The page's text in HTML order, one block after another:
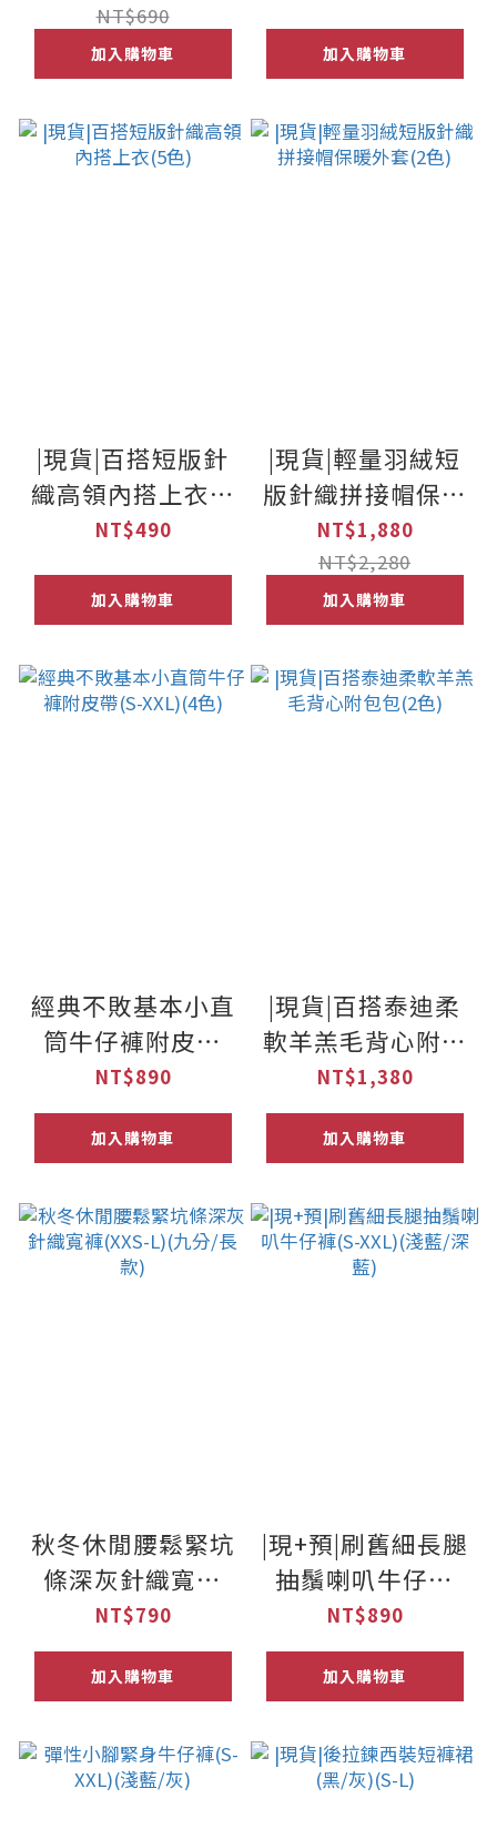
NT$690
加入購物車 加入購物車
|現貨|百搭短版針
織高領內搭上衣(5
色)
NT$490
加入購物車
|現貨|輕量羽絨短
版針織拼接帽保暖
外套(2色)
NT$1,880
NT$2,280
加入購物車
經典不敗基本小直
筒牛仔褲附皮帶
(S-XXL)(4色)
NT$890
加入購物車
|現貨|百搭泰迪柔
軟羊羔毛背心附包
包(2色)
NT$1,380
加入購物車
秋冬休閒腰鬆緊坑
條深灰針織寬褲
(XXS-L)(九分/長
款)
NT$790
加入購物車
|現+預|刷舊細長腿
抽鬚喇叭牛仔褲
(S-XXL)(淺藍/深
藍)
NT$890
加入購物車